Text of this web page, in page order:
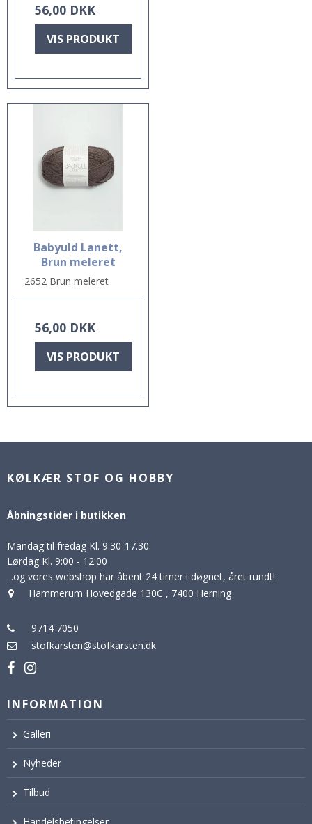
56,00 DKK
VIS PRODUKT
Babyuld Lanett,
Brun meleret
2652 Brun meleret
56,00 DKK
VIS PRODUKT
KØLKÆR STOF OG HOBBY
Åbningstider i butikken
Mandag til fredag Kl. 9.30-17.30
Lørdag Kl. 9:00 - 12:00
...og vores webshop har åbent 24 timer i døgnet, året rundt!
Hammerum Hovedgade 130C , 7400 Herning
9714 7050
stofkarsten@stofkarsten.dk
INFORMATION
Galleri
Nyheder
Tilbud